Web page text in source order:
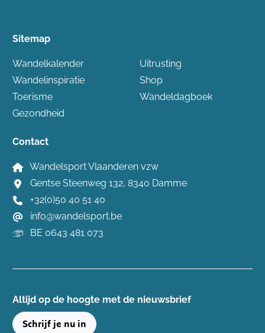
Sitemap
Wandelkalender
Wandelinspiratie
Toerisme
Gezondheid
Uitrusting
Shop
Wandeldagboek
Contact
Wandelsport Vlaanderen vzw
Gentse Steenweg 132, 8340 Damme
+32(0)50 40 51 40
info@wandelsport.be
BE 0643 481 073
Altijd op de hoogte ​met de nieuwsbrief
Schrijf je nu in